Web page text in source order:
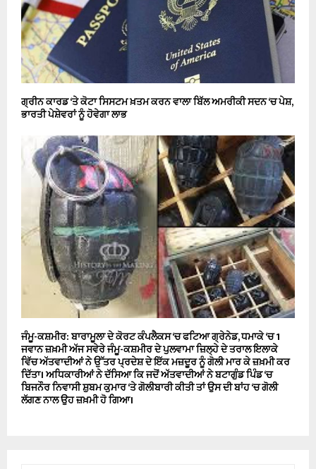
ਗ੍ਰੀਨ ਕਾਰਡ ‘ਤੇ ਕੋਟਾ ਸਿਸਟਮ ਖ਼ਤਮ ਕਰਨ ਵਾਲਾ ਬਿੱਲ ਅਮਰੀਕੀ ਸਦਨ ‘ਚ ਪੇਸ਼,
ਭਾਰਤੀ ਪੇਸ਼ੇਵਰਾਂ ਨੂੰ ਹੋਵੇਗਾ ਲਾਭ
ਜੰਮੂ-ਕਸ਼ਮੀਰ: ਬਾਰਾਮੂਲਾ ਦੇ ਕੋਰਟ ਕੰਪਲੈਕਸ ‘ਚ ਫਟਿਆ ਗ੍ਰੇਨੇਡ, ਧਮਾਕੇ ‘ਚ 1
ਜਵਾਨ ਜ਼ਖ਼ਮੀ ਅੱਜ ਸਵੇਰੇ ਜੰਮੂ-ਕਸ਼ਮੀਰ ਦੇ ਪੁਲਵਾਮਾ ਜ਼ਿਲ੍ਹੇ ਦੇ ਤਰਾਲ ਇਲਾਕੇ
ਵਿੱਚ ਅੱਤਵਾਦੀਆਂ ਨੇ ਉੱਤਰ ਪ੍ਰਦੇਸ਼ ਦੇ ਇੱਕ ਮਜ਼ਦੂਰ ਨੂੰ ਗੋਲੀ ਮਾਰ ਕੇ ਜ਼ਖ਼ਮੀ ਕਰ
ਦਿੱਤਾ। ਅਧਿਕਾਰੀਆਂ ਨੇ ਦੱਸਿਆ ਕਿ ਜਦੋਂ ਅੱਤਵਾਦੀਆਂ ਨੇ ਬਟਾਗੁੰਡ ਪਿੰਡ ‘ਚ
ਬਿਜਨੌਰ ਨਿਵਾਸੀ ਸ਼ੁਬਮ ਕੁਮਾਰ ‘ਤੇ ਗੋਲੀਬਾਰੀ ਕੀਤੀ ਤਾਂ ਉਸ ਦੀ ਬਾਂਹ ‘ਚ ਗੋਲੀ
ਲੱਗਣ ਨਾਲ ਉਹ ਜ਼ਖ਼ਮੀ ਹੋ ਗਿਆ।